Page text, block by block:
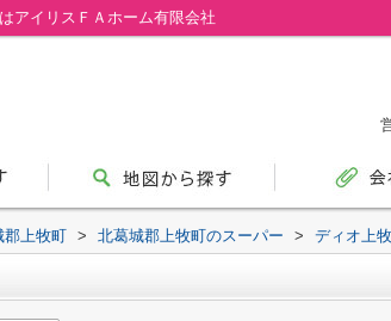
アイリスＦＡホーム有限会社
郡上牧町 > 北葛城郡上牧町のスーパー > ディオ上